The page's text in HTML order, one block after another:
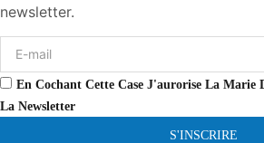
newsletter.
En Cochant Cette Case J'aurorise La Marie
La Newsletter
S'INSCRIRE